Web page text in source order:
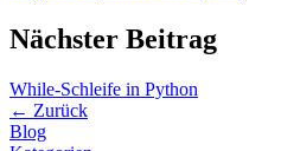
Nächster Beitrag
While-Schleife in Python
← Zurück
Blog